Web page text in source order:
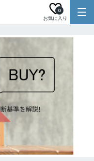
お気に入り
0